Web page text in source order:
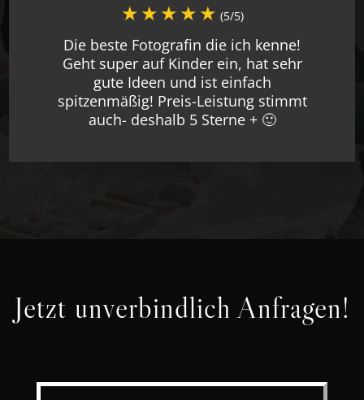
(5/5)
Die beste Fotografin die ich kenne!
Geht super auf Kinder ein, hat sehr
gute Ideen und ist einfach
spitzenmäßig! Preis-Leistung stimmt
auch- deshalb 5 Sterne + 🙂
Jetzt unverbindlich Anfragen!